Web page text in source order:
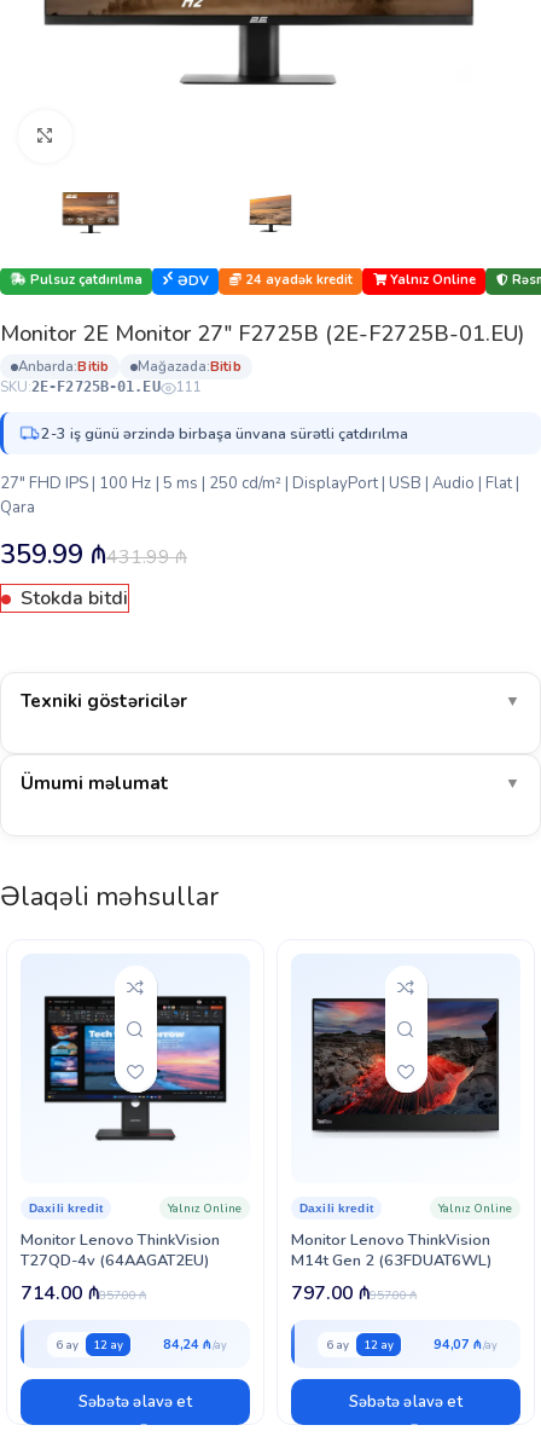
Pulsuz çatdırılma ƏDV 24 ayadək kredit Yalnız Online
Monitor 2E Monitor 27″ F2725B (2E-F2725B-01.EU)
anbarda: bi̇ti̇b mağazada: bi̇ti̇b
SKU:2E-F2725B-01.EU 111
2-3 iş günü ərzində birbaşa ünvana sürətli çatdırılma
27″ FHD IPS | 100 Hz | 5 ms | 250 cd/m² | DisplayPort | USB | Audio | Flat |
Qara
431.99₼
359.99 ₼
Stokda bitdi
Texniki göstəricilər ▼
Ümumi məlumat ▼
Əlaqəli məhsullar
Monitor Lenovo ThinkVision
T27QD-4v (64AAGAT2EU)
Daxili kredit Yalnız Online
857.00₼
714.00 ₼
6 ay 12 ay 84,24 ₼
Səbətə əlavə et
Monitor Lenovo ThinkVision
M14t Gen 2 (63FDUAT6WL)
Daxili kredit Yalnız Online
957.00₼
797.00 ₼
6 ay 12 ay 94,07 ₼
Səbətə əlavə et